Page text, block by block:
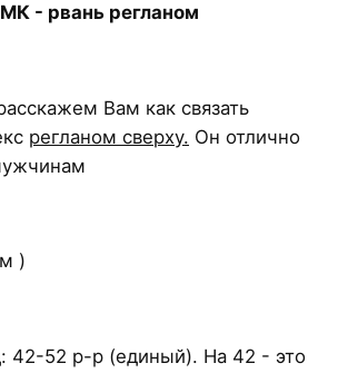
МК - рвань регланом
Вам как связать
регланом сверху. Он отлично
)
42-52 р-р (единый). На 42 - это